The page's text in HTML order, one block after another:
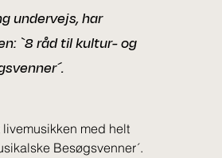
undervejs, har
`8 råd til kultur- og
med helt
Besøgsvenner´.